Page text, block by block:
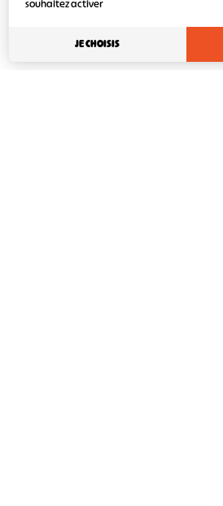
souhaitez activer
JE CHOISIS